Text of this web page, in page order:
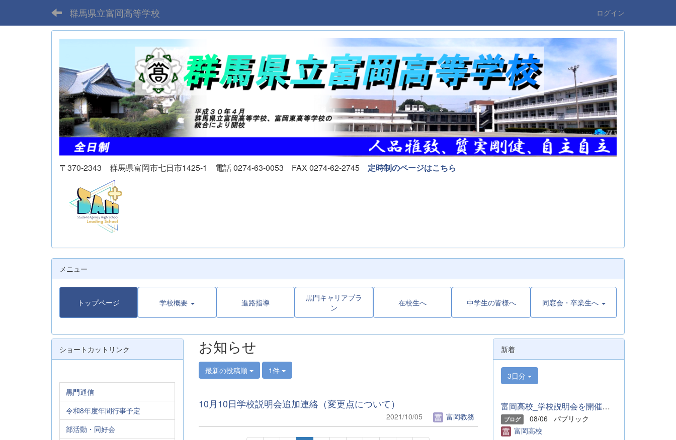
群馬県立富岡高等学校 ログイン
〒370-2343 群馬県富岡市七日市1425-1 電話 0274-63-0053 FAX 0274-62-2745 定時制のページはこちら
メニュー
トップページ 学校概要 進路指導
黒門キャリアプラ
ン
在校生へ 中学生の皆様へ 同窓会・卒業生へ
お知らせ
最新の投稿順 1件
10月10日学校説明会追加連絡（変更点について）
2021/10/05 富岡教務
ショートカットリンク
黒門通信
令和8年度年間行事予定
部活動・同好会
新着
3日分
富岡高校_学校説明会を開催しました
ブログ 08/06
パブリック
富岡高校